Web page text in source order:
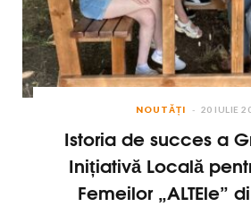
NOUTĂȚI 20 IULIE
Istoria de succes a
Inițiativă Locală
Femeilor „ALTEle”